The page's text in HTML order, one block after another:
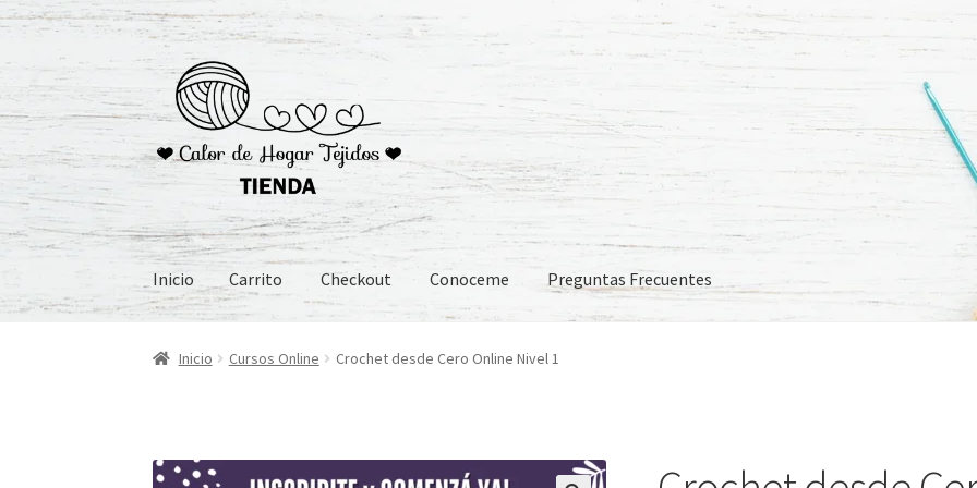
Ir
la
navegación
Ir
contenido
Inicio Carrito Checkout Conoceme Preguntas Frecuentes
Inicio Carrito Checkout Conoceme Preguntas Frecuentes
Inicio Cursos Online Crochet desde Cero Online Nivel 1